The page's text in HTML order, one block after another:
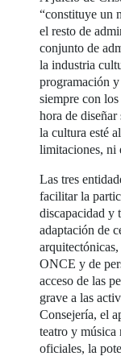
“constituye un
el resto de
conjunto de
la industria
programación
siempre con
hora de diseñar
la cultura esté
limitaciones, ni
Las tres
facilitar la
discapacidad y
adaptación de
ONCE y de
acceso de las
grave a las
Consejería, el
teatro y música
oficiales, la